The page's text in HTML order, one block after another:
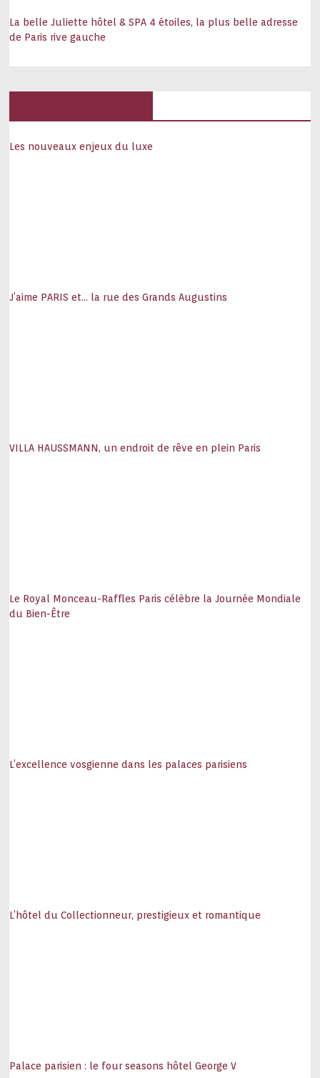
La belle Juliette hôtel & SPA 4 étoiles, la plus belle adresse
de Paris rive gauche
Les nouveaux enjeux du luxe
J’aime PARIS et… la rue des Grands Augustins
VILLA HAUSSMANN, un endroit de rêve en plein Paris
Le Royal Monceau-Raffles Paris célèbre la Journée Mondiale
du Bien-Être
L’excellence vosgienne dans les palaces parisiens
L’hôtel du Collectionneur, prestigieux et romantique
Palace parisien : le four seasons hôtel George V